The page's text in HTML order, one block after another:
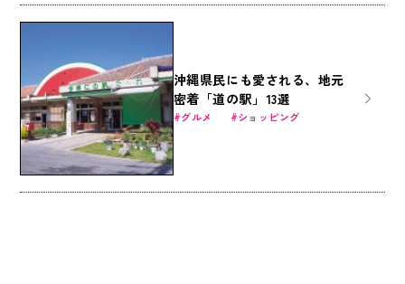
沖縄県民にも愛される、地元
密着「道の駅」13選
グルメ ショッピング